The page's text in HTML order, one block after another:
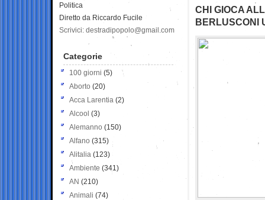
CHI GIOCA
BERLUSCONI
Politica
Diretto da Riccardo Fucile
Scrivici: destradipopolo@gmail.com
Categorie
100 giorni (5)
Aborto (20)
Acca Larentia (2)
Alcool (3)
Alemanno (150)
Alfano (315)
Alitalia (123)
Ambiente (341)
AN (210)
Animali (74)